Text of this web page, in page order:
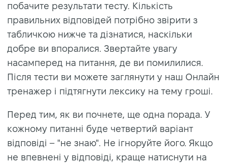
побачите результати тесту. Кількість
правильних відповідей потрібно звірити з
табличкою нижче та дізнатися, наскільки
добре ви впоралися. Звертайте увагу
насамперед на питання, де ви помилилися.
Після тести ви можете заглянути у наш Онлайн
тренажер і підтягнути лексику на тему гроші.
Перед тим, як ви почнете, ще одна порада. У
кожному питанні буде четвертий варіант
відповіді – "не знаю". Не ігноруйте його. Якщо
не впевнені у відповіді, краще натиснути на